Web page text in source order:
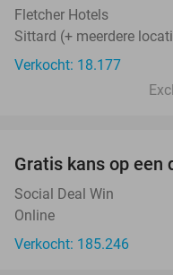
Fletcher Hotels
Sittard (+ meerdere
Verkocht: 18.177
Gratis kans op een
Social Deal Win
Online
Verkocht: 185.246